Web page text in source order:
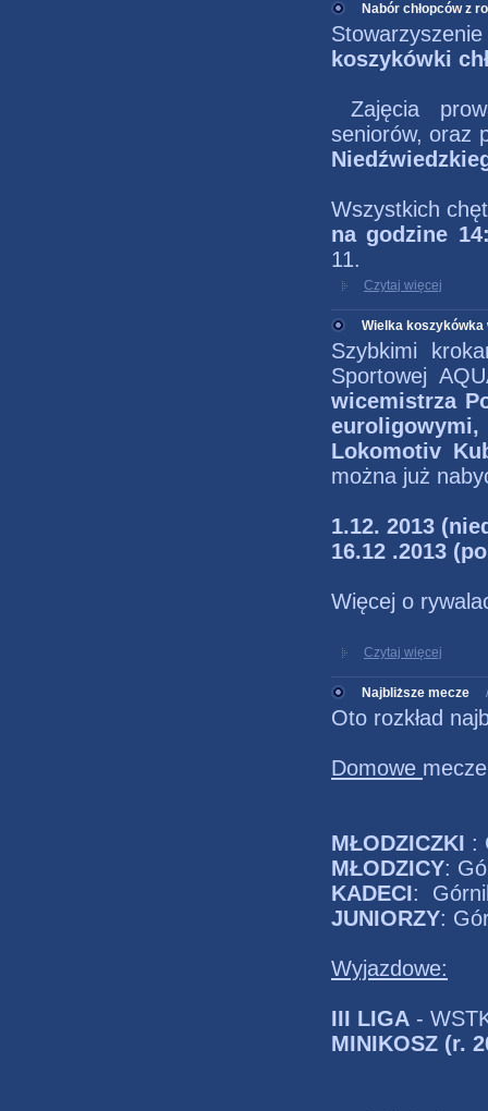
Nabór chłopców z
koszykówki
Zajęcia
seniorów, oraz
Wszystkich
na godzine
11.
Czytaj więcej
Wielka koszykówka
Szybkimi
Sportowej
wicemistrza
euroligowymi,
Lokomotiv
można już
1.12. 2013
16.12 .2013
Więcej o
Czytaj więcej
Najbliższe mecze
Oto rozkład
Domowe
MŁODZICZKI :
MŁODZICY:
KADECI:
JUNIORZY:
Wyjazdowe:
III LIGA -
MINIKOSZ (r.